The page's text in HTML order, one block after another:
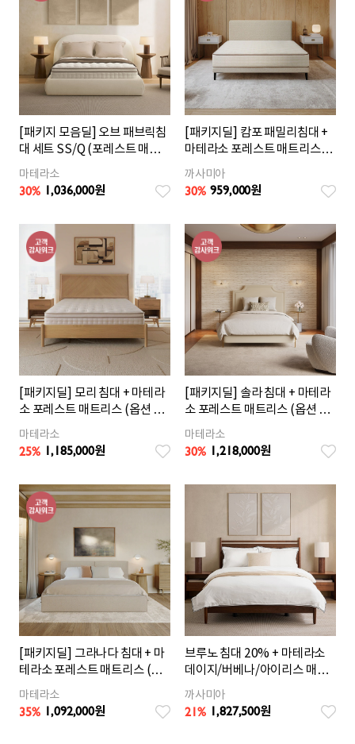
[패키지 모음딜] 오브 패브릭침
대 세트 SS/Q (포레스트 매트
리스/옵션 택1)
마테라소
30% 1,036,000원
[패키지딜] 캄포 패밀리침대 +
마테라소 포레스트 매트리스
(옵션 택1)
까사미아
30% 959,000원
[패키지딜] 모리 침대 + 마테라
소 포레스트 매트리스 (옵션 택
1)
마테라소
25% 1,185,000원
[패키지딜] 솔라 침대 + 마테라
소 포레스트 매트리스 (옵션 택
1)
마테라소
30% 1,218,000원
[패키지딜] 그라나다 침대 + 마
테라소 포레스트 매트리스 (옵
션 택1)
마테라소
35% 1,092,000원
브루노 침대 20% + 마테라소
데이지/버베나/아이리스 매트
리스 25% (Q)
까사미아
21% 1,827,500원